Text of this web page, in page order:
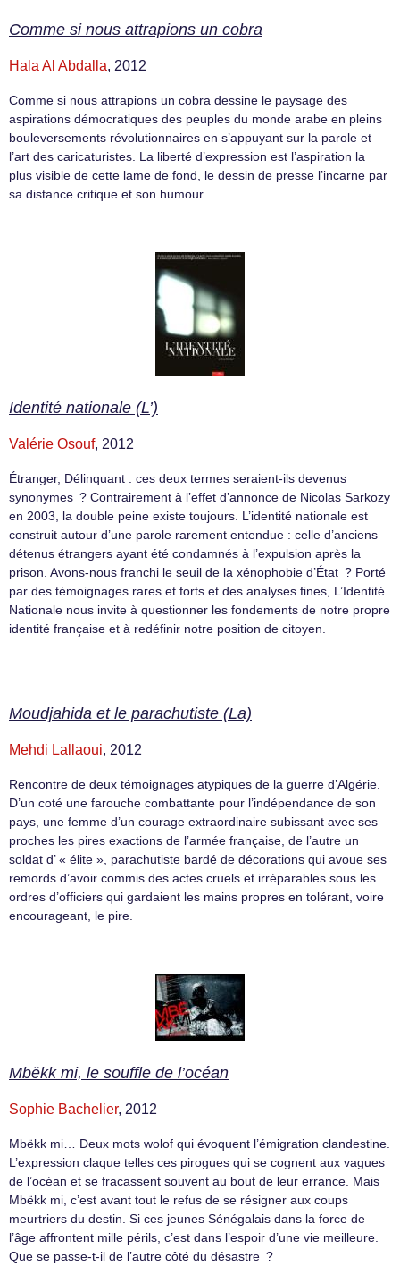
Comme si nous attrapions un cobra
Hala Al Abdalla, 2012
Comme si nous attrapions un cobra dessine le paysage des
aspirations démocratiques des peuples du monde arabe en pleins
bouleversements révolutionnaires en s’appuyant sur la parole et
l’art des caricaturistes. La liberté d’expression est l’aspiration la
plus visible de cette lame de fond, le dessin de presse l’incarne par
sa distance critique et son humour.
Identité nationale (L’)
Valérie Osouf, 2012
Étranger, Délinquant : ces deux termes seraient-ils devenus
synonymes ? Contrairement à l’effet d’annonce de Nicolas Sarkozy
en 2003, la double peine existe toujours. L’identité nationale est
construit autour d’une parole rarement entendue : celle d’anciens
détenus étrangers ayant été condamnés à l’expulsion après la
prison. Avons-nous franchi le seuil de la xénophobie d’État ? Porté
par des témoignages rares et forts et des analyses fines, L’Identité
Nationale nous invite à questionner les fondements de notre propre
identité française et à redéfinir notre position de citoyen.
Moudjahida et le parachutiste (La)
Mehdi Lallaoui, 2012
Rencontre de deux témoignages atypiques de la guerre d’Algérie.
D’un coté une farouche combattante pour l’indépendance de son
pays, une femme d’un courage extraordinaire subissant avec ses
proches les pires exactions de l’armée française, de l’autre un
soldat d’ « élite », parachutiste bardé de décorations qui avoue ses
remords d’avoir commis des actes cruels et irréparables sous les
ordres d’officiers qui gardaient les mains propres en tolérant, voire
encourageant, le pire.
Mbëkk mi, le souffle de l’océan
Sophie Bachelier, 2012
Mbëkk mi… Deux mots wolof qui évoquent l’émigration clandestine.
L’expression claque telles ces pirogues qui se cognent aux vagues
de l’océan et se fracassent souvent au bout de leur errance. Mais
Mbëkk mi, c’est avant tout le refus de se résigner aux coups
meurtriers du destin. Si ces jeunes Sénégalais dans la force de
l’âge affrontent mille périls, c’est dans l’espoir d’une vie meilleure.
Que se passe-t-il de l’autre côté du désastre ?